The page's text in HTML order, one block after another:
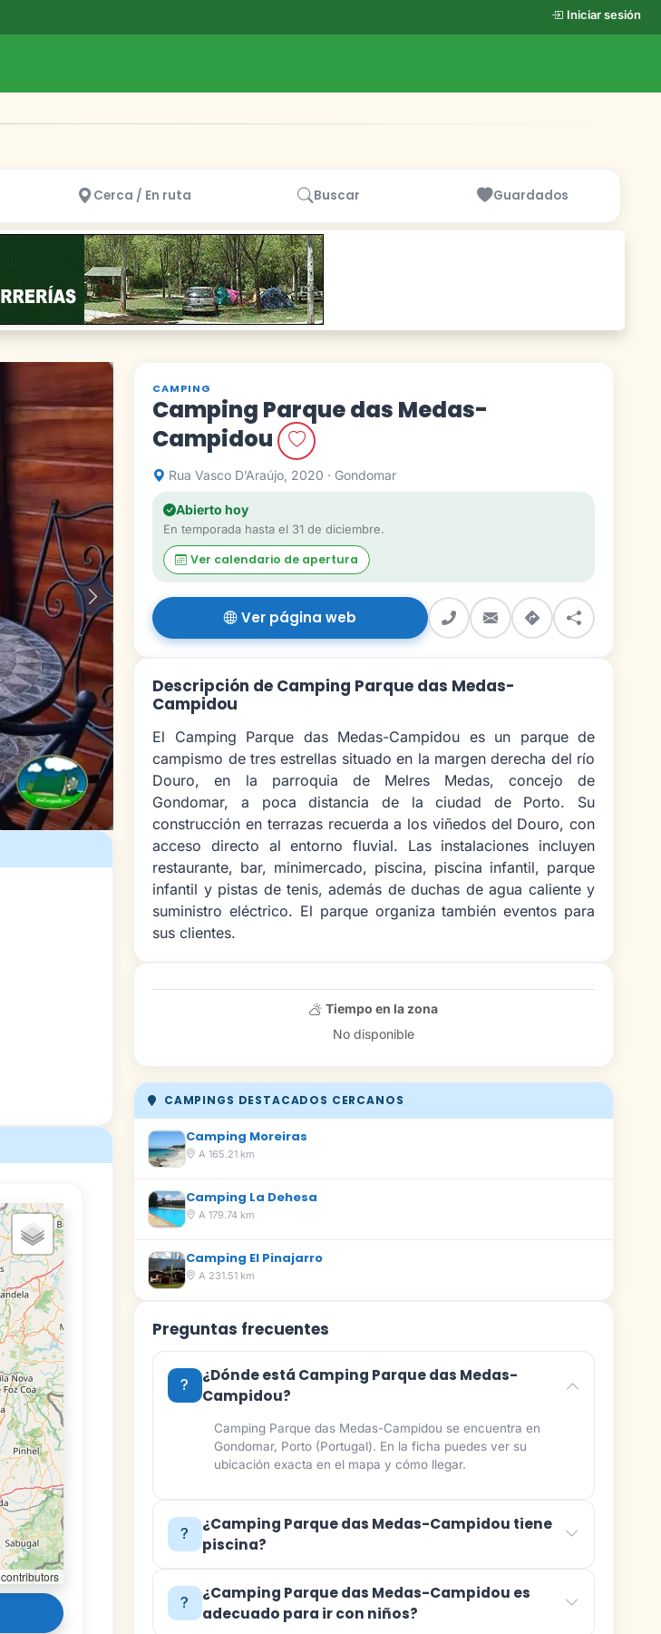
Iniciar sesión
Cerca / En ruta Buscar Guardados
Siguiente
contributors
CAMPING
Camping Parque das Medas-
Campidou
Rua Vasco D’Araújo, 2020 · Gondomar
Abierto hoy
En temporada hasta el 31 de diciembre.
Ver calendario de apertura
Ver página web
Descripción de Camping Parque das Medas-
Campidou
El Camping Parque das Medas-Campidou es un parque de
campismo de tres estrellas situado en la margen derecha del río
Douro, en la parroquia de Melres Medas, concejo de
Gondomar, a poca distancia de la ciudad de Porto. Su
construcción en terrazas recuerda a los viñedos del Douro, con
acceso directo al entorno fluvial. Las instalaciones incluyen
restaurante, bar, minimercado, piscina, piscina infantil, parque
infantil y pistas de tenis, además de duchas de agua caliente y
suministro eléctrico. El parque organiza también eventos para
sus clientes.
Tiempo en la zona
No disponible
CAMPINGS DESTACADOS CERCANOS
Camping Moreiras
A 165.21 km
Camping La Dehesa
A 179.74 km
Camping El Pinajarro
A 231.51 km
Preguntas frecuentes
¿Dónde está Camping Parque das Medas-
Campidou?
Camping Parque das Medas-Campidou se encuentra en
Gondomar, Porto (Portugal). En la ficha puedes ver su
ubicación exacta en el mapa y cómo llegar.
¿Camping Parque das Medas-Campidou tiene
piscina?
¿Camping Parque das Medas-Campidou es
adecuado para ir con niños?